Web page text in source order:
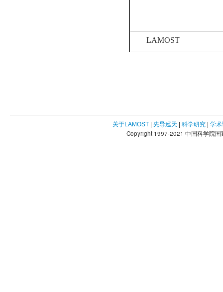
LAMOST
关于LAMOST| 先导巡天 | 科学研究| 学术
Copyright 1997-2021 中国科学院